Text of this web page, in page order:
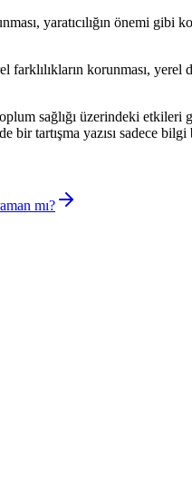
yaratıcılığın önemi gibi
korunması,
sağlığı üzerindeki etkileri
tartışma yazısı sadece
mı?